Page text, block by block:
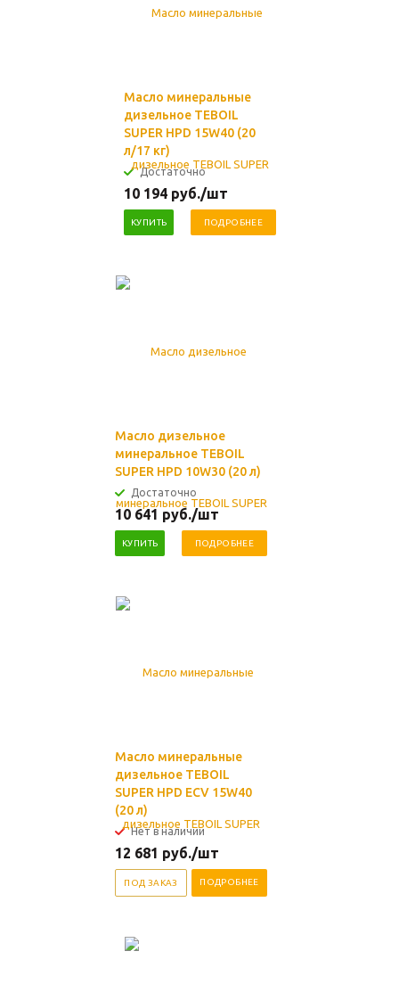
Масло минеральные
дизельное TEBOIL
SUPER HPD 15W40 (20
л/17 кг)
Достаточно
10 194 руб./шт
КУПИТЬ ПОДРОБНЕЕ
Масло дизельное
минеральное TEBOIL
SUPER HPD 10W30 (20 л)
Достаточно
10 641 руб./шт
КУПИТЬ ПОДРОБНЕЕ
Масло минеральные
дизельное TEBOIL
SUPER HPD ECV 15W40
(20 л)
Нет в наличии
12 681 руб./шт
ПОД ЗАКАЗ ПОДРОБНЕЕ